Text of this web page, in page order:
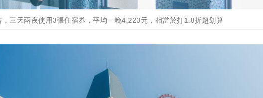
三天兩夜使用3張住宿券，平均一晚4,223元，相當於打1.8折超划算